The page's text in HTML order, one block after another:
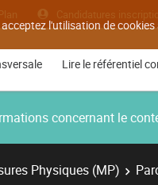
l'utilisation de
Plan Candidatures
Lire le référentiel
concernant le
Physiques (MP)